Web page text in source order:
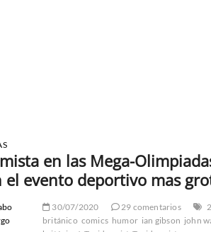
en las Mega-
el evento deportivo mas
30/07/2020 29 comentarios
británico comics humor ian gibson john